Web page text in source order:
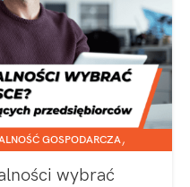
GOSPODARCZA,
wybrać